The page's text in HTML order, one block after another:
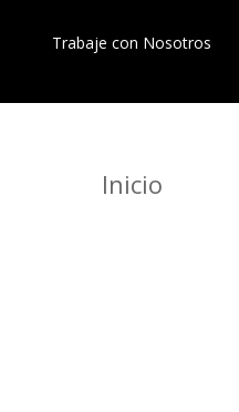
Trabaje con Nosotros
Inicio